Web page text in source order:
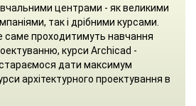
центрами - як великими
так і дрібними курсами.
саме проходитимуть навчання
курси Archicad -
дати максимум
архітектурного проектування в